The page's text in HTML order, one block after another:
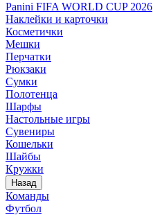
Panini FIFA WORLD CUP 2026
Наклейки и карточки
Косметички
Мешки
Перчатки
Рюкзаки
Сумки
Полотенца
Шарфы
Настольные игры
Сувениры
Кошельки
Шайбы
Кружки
Назад
Команды
Футбол